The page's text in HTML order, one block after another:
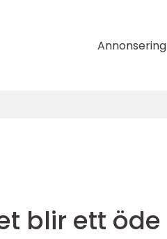
Annonsering
blir ett öde